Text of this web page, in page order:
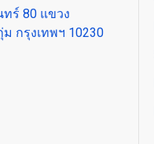
ร์ 80 แขวง
กรุงเทพฯ 10230